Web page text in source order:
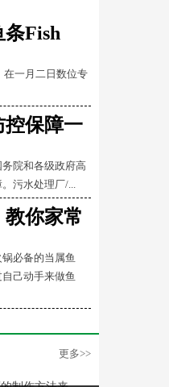
条Fish
一月二日数位专
控保障一
院和各级政府高
污水处理厂/...
你家常
必备的当属鱼
己动手来做鱼
更多>>